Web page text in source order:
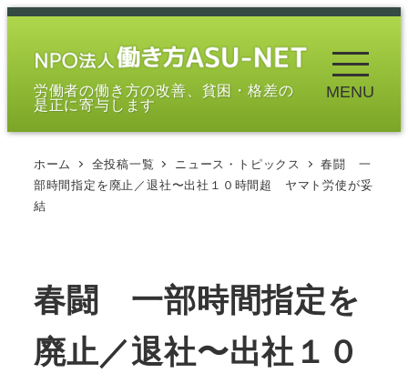
メ
労働者の働き方の改善、貧困・格差の
是正に寄与します
MENU
ホーム 全投稿一覧 ニュース・トピックス
春闘 一
部時間指定を廃止／退社〜出社１０時間超 ヤマト労使が妥
結
春闘 一部時間指定を
廃止／退社〜出社１０